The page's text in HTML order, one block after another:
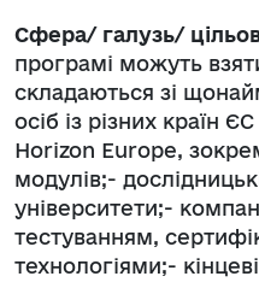
Сфера/ галузь/
програмі можуть
складаються зі
осіб із різних країн
Horizon Europe,
модулів;-
університети;-
тестуванням,
технологіями;-